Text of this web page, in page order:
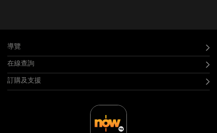
導覽
在線查詢
訂購及支援